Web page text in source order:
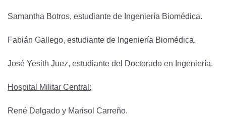
Samantha Botros, estudiante de Ingeniería Biomédica.
Fabián Gallego, estudiante de Ingeniería Biomédica.
José Yesith Juez, estudiante del Doctorado en Ingeniería.
Hospital Militar Central:
René Delgado y Marisol Carreño.